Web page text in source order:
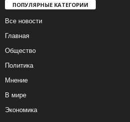
ПОПУЛЯРНЫЕ КАТЕГОРИИ
Все новости
Главная
Общество
Политика
Мнение
В мире
Экономика